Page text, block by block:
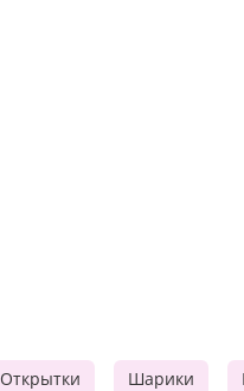
Открытки Шарики